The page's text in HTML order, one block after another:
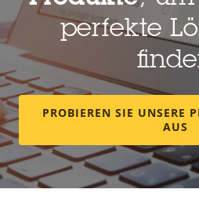
perfekte
PROBIEREN SIE UNSERE
AUS